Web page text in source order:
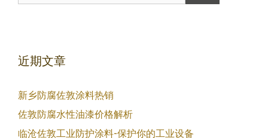
近期文章
新乡防腐佐敦涂料热销
佐敦防腐水性油漆价格解析
临沧佐敦工业防护涂料-保护你的工业设备